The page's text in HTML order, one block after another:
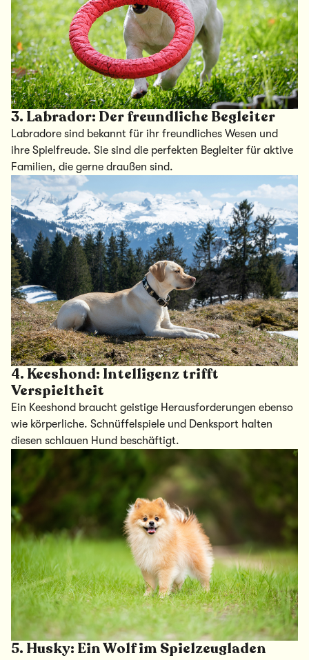
3. Labrador: Der freundliche Begleiter
Labradore sind bekannt für ihr freundliches Wesen und
ihre Spielfreude. Sie sind die perfekten Begleiter für aktive
Familien, die gerne draußen sind.
4. Keeshond: Intelligenz trifft
Verspieltheit
Ein Keeshond braucht geistige Herausforderungen ebenso
wie körperliche. Schnüffelspiele und Denksport halten
diesen schlauen Hund beschäftigt.
5. Husky: Ein Wolf im Spielzeugladen